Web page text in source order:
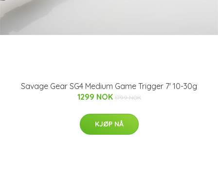
Savage Gear SG4 Medium Game Trigger 7' 10-30g
1299 NOK 1799 NOK
KJØP NÅ